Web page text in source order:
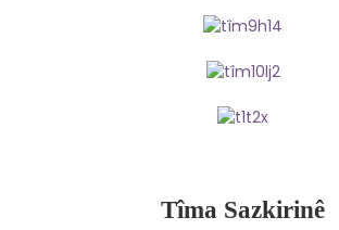
Tîma Sazkirinê